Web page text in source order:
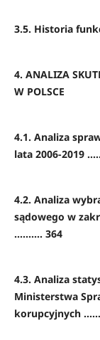
3.5. Historia
4. ANALIZA
W POLSCE
4.1. Analiza
lata 2006-2019
4.2. Analiza
sądowego w
.......... 364
4.3. Analiza
Ministerstwa
korupcyjnych